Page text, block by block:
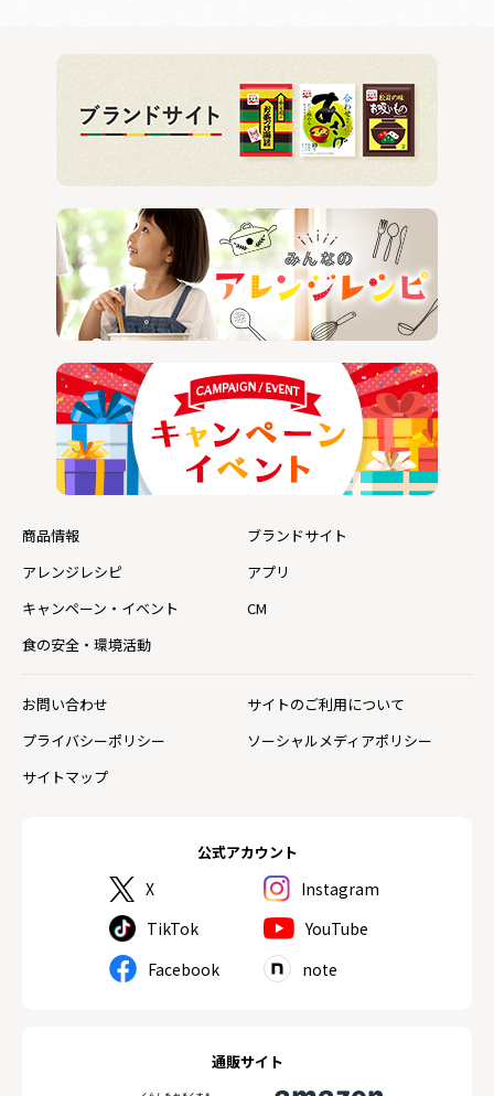
公式アカウント
X
Instagram
TikTok
YouTube
Facebook
note
通販サイト
商品情報
ブランドサイト
アレンジレシピ
アプリ
キャンペーン・イベント
CM
食の安全・環境活動
お問い合わせ
サイトのご利用について
プライバシーポリシー
ソーシャルメディアポリシー
サイトマップ